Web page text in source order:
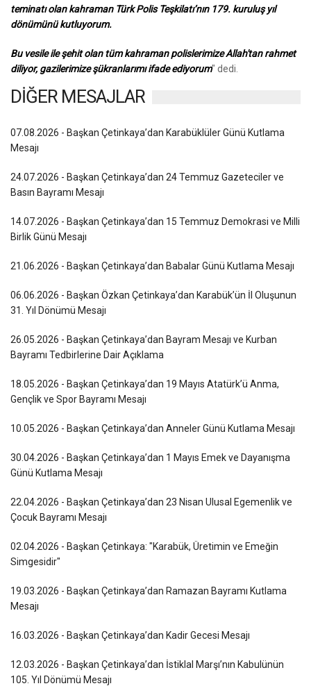
teminatı olan kahraman Türk Polis Teşkilatı’nın 179. kuruluş yıl
dönümünü kutluyorum.
Bu vesile ile şehit olan tüm kahraman polislerimize Allah'tan rahmet
diliyor, gazilerimize şükranlarımı ifade ediyorum" dedi.
DİĞER MESAJLAR
07.08.2026 - Başkan Çetinkaya’dan Karabüklüler Günü Kutlama
Mesajı
24.07.2026 - Başkan Çetinkaya’dan 24 Temmuz Gazeteciler ve
Basın Bayramı Mesajı
14.07.2026 - Başkan Çetinkaya’dan 15 Temmuz Demokrasi ve Milli
Birlik Günü Mesajı
21.06.2026 - Başkan Çetinkaya’dan Babalar Günü Kutlama Mesajı
06.06.2026 - Başkan Özkan Çetinkaya’dan Karabük’ün İl Oluşunun
31. Yıl Dönümü Mesajı
26.05.2026 - Başkan Çetinkaya’dan Bayram Mesajı ve Kurban
Bayramı Tedbirlerine Dair Açıklama
18.05.2026 - Başkan Çetinkaya’dan 19 Mayıs Atatürk’ü Anma,
Gençlik ve Spor Bayramı Mesajı
10.05.2026 - Başkan Çetinkaya’dan Anneler Günü Kutlama Mesajı
30.04.2026 - Başkan Çetinkaya’dan 1 Mayıs Emek ve Dayanışma
Günü Kutlama Mesajı
22.04.2026 - Başkan Çetinkaya’dan 23 Nisan Ulusal Egemenlik ve
Çocuk Bayramı Mesajı
02.04.2026 - Başkan Çetinkaya: "Karabük, Üretimin ve Emeğin
Simgesidir"
19.03.2026 - Başkan Çetinkaya’dan Ramazan Bayramı Kutlama
Mesajı
16.03.2026 - Başkan Çetinkaya’dan Kadir Gecesi Mesajı
12.03.2026 - Başkan Çetinkaya’dan İstiklal Marşı’nın Kabulünün
105. Yıl Dönümü Mesajı